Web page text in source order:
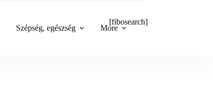
Szépség, egészség More
[fibosearch]